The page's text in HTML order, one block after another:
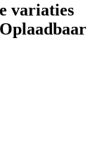
variaties